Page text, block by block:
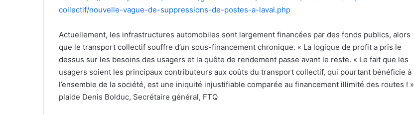
collectif/nouvelle-vague-de-suppressions-de-postes-a-laval.php
Actuellement, les infrastructures automobiles sont largement financées par des fonds publics, alors
que le transport collectif souffre d’un sous-financement chronique. « La logique de profit a pris le
dessus sur les besoins des usagers et la quête de rendement passe avant le reste. « Le fait que les
usagers soient les principaux contributeurs aux coûts du transport collectif, qui pourtant bénéficie à
l’ensemble de la société, est une iniquité injustifiable comparée au financement illimité des routes ! »
plaide Denis Bolduc, Secrétaire général, FTQ